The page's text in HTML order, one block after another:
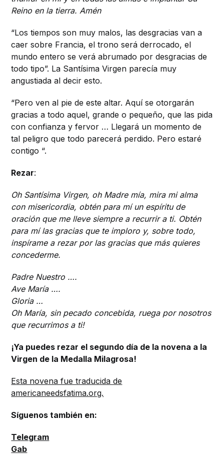
Reino en la tierra. Amén
“Los tiempos son muy malos, las desgracias van a
caer sobre Francia, el trono será derrocado, el
mundo entero se verá abrumado por desgracias de
todo tipo”. La Santísima Virgen parecía muy
angustiada al decir esto.
“Pero ven al pie de este altar. Aquí se otorgarán
gracias a todo aquel, grande o pequeño, que las pida
con confianza y fervor … Llegará un momento de
tal peligro que todo parecerá perdido. Pero estaré
contigo “.
Rezar:
Oh Santísima Virgen, oh Madre mía, mira mi alma
con misericordia, obtén para mí un espíritu de
oración que me lleve siempre a recurrir a ti. Obtén
para mí las gracias que te imploro y, sobre todo,
inspírame a rezar por las gracias que más quieres
concederme.
Padre Nuestro ….
Ave María ….
Gloria …
Oh María, sin pecado concebida, ruega por nosotros
que recurrimos a ti!
¡Ya puedes rezar el segundo día de la novena a la
Virgen de la Medalla Milagrosa!
Esta novena fue traducida de
americaneedsfatima.org.
Síguenos también en:
Telegram
Gab